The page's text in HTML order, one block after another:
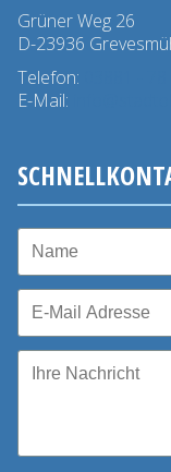
Grüner Weg 26
D-23936
Telefon:
E-Mail: